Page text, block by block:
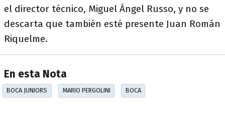
el director técnico, Miguel Ángel Russo, y no se
descarta que también esté presente Juan Román
Riquelme.
En esta Nota
BOCA JUNIORS MARIO PERGOLINI BOCA